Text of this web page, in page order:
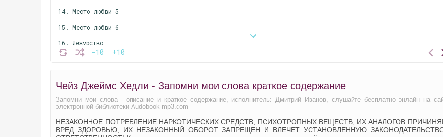
-10 +10
14. Место любви 5
15. Место любви 6
16. Дежурство
17. Ночь отдыха
19. Подслушенный разговор
20. Намалеванный ангел-1
21. Намалеванный ангел-2
Чейз Джеймс Хедли - Запомни мои слова краткое содержание
Запомни мои слова - описание и краткое содержание, исполнитель: Дмитрий Иванов, слушайте бесплатно онлайн на
электронной библиотеки Audobook-mp3.com
НЕЗАКОННОЕ ПОТРЕБЛЕНИЕ НАРКОТИЧЕСКИХ СРЕДСТВ, ПСИХОТРОПНЫХ ВЕЩЕСТВ, ИХ АНАЛОГОВ
ВРЕД ЗДОРОВЬЮ, ИХ НЕЗАКОННЫЙ ОБОРОТ ЗАПРЕЩЕН И ВЛЕЧЕТ УСТАНОВЛЕННУЮ